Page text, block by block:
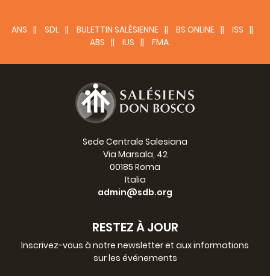
ANS SDL BULETTIN SALÈSIENNE BS ONLINE
ISS
ABS
IUS FMA
Sede Centrale Salesiana
Via Marsala, 42
00185 Roma
Italia
admin@sdb.org
RESTEZ À JOUR
Inscrivez-vous à notre newsletter et aux informations
sur les événements